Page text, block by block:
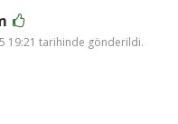
19:21 tarihinde gönderildi.